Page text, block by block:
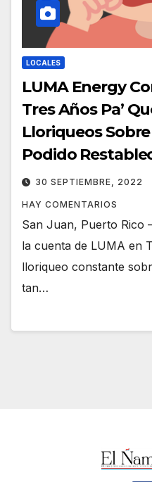
LOCALES
LUMA Energy
Tres Años Pa’
Lloriqueos
Podido
30 SEPTIEMBRE, 2022
HAY COMENTARIOS
San Juan, Puerto Rico
la cuenta de LUMA en
lloriqueo constante
tan…